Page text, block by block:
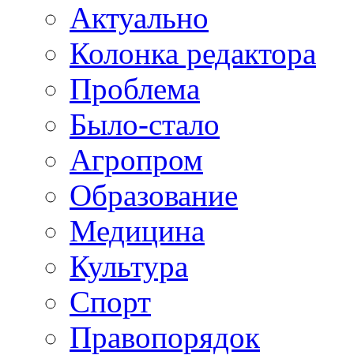
Актуально
Колонка редактора
Проблема
Было-стало
Агропром
Образование
Медицина
Культура
Спорт
Правопорядок